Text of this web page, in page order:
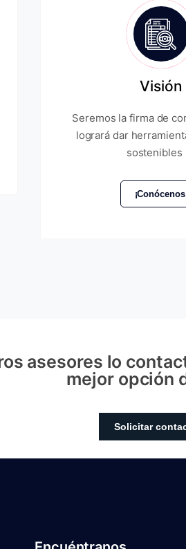
Visión
Seremos la firma de
logrará dar
sostenibles
asesores lo
mejor opción
Solicitar